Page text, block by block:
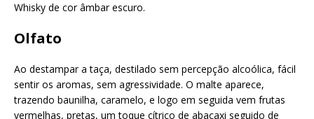
Whisky de cor âmbar escuro.
Olfato
Ao destampar a taça, destilado sem percepção alcoólica, fácil
sentir os aromas, sem agressividade. O malte aparece,
trazendo baunilha, caramelo, e logo em seguida vem frutas
vermelhas, pretas, um toque cítrico de abacaxi seguido de